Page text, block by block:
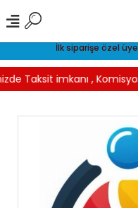
İlk siparişe özel
Taksit imkanı ,